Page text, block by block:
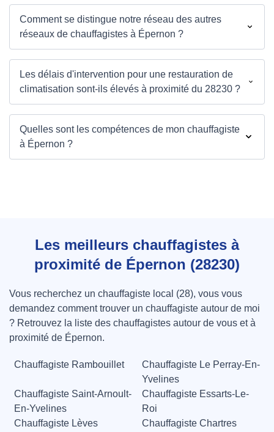
Comment se distingue notre réseau des autres
réseaux de chauffagistes à Épernon ?
Les délais d'intervention pour une restauration de
climatisation sont-ils élevés à proximité du 28230 ?
Quelles sont les compétences de mon chauffagiste
à Épernon ?
Les meilleurs chauffagistes à
proximité de Épernon (28230)
Vous recherchez un chauffagiste local (28), vous vous
demandez comment trouver un chauffagiste autour de moi
? Retrouvez la liste des chauffagistes autour de vous et à
proximité de Épernon.
Chauffagiste Rambouillet
Chauffagiste Le Perray-En-
Yvelines
Chauffagiste Saint-Arnoult-
En-Yvelines
Chauffagiste Essarts-Le-
Roi
Chauffagiste Lèves
Chauffagiste Chartres